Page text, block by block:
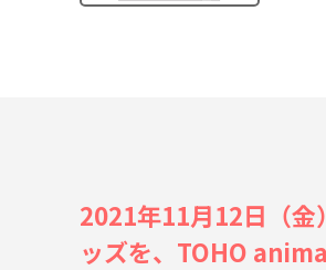
2021年11月12日（金
ッズを、TOHO